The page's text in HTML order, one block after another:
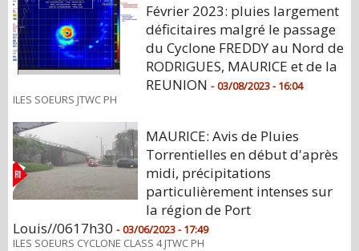
Février 2023: pluies largement
déficitaires malgré le passage
du Cyclone FREDDY au Nord de
RODRIGUES, MAURICE et de la
REUNION - 03/08/2023 - 16:04
ILES SOEURS JTWC PH
MAURICE: Avis de Pluies
Torrentielles en début d'après
midi, précipitations
particulièrement intenses sur
la région de Port
Louis//0617h30 - 03/06/2023 - 17:49
ILES SOEURS CYCLONE CLASS 4 JTWC PH